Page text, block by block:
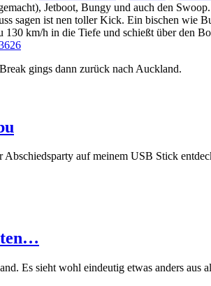
Jetboot, Bungy und auch den
sagen ist nen toller Kick. Ein bischen wie
130 km/h in die Tiefe und schießt über den
gings dann zurück nach Auckland.
Abschiedsparty auf meinem USB Stick
Es sieht wohl eindeutig etwas anders